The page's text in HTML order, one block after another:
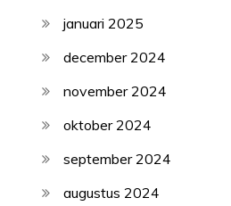
januari 2025
december 2024
november 2024
oktober 2024
september 2024
augustus 2024